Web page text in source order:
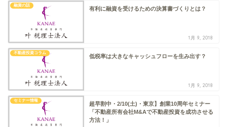
融資の話
有利に融資を受けるための決算書づくりとは？
1月 9, 2018
不動産投資コラム
低税率は大きなキャッシュフローを生み出す？
1月 9, 2018
セミナー情報
超早割中・2/10(土)・東京】創業10周年セミナー
「不動産所有会社M&Aで不動産投資を成功させる
方法！」